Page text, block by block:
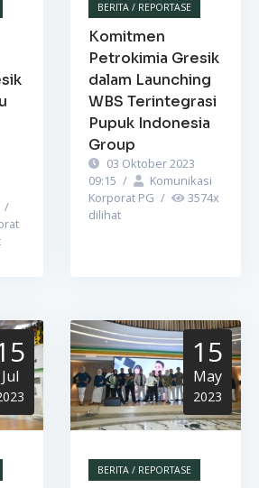
/
BERITA / REPORTASE
Komitmen
Petrokimia Gresik
dalam Launching
WBS Terintegrasi
Pupuk Indonesia
Group
03 Oktober 2023
09:15 /
Komunikasi
Korporat PG / 3574x
dilihat
Jul
15
May
2023
BERITA / REPORTASE